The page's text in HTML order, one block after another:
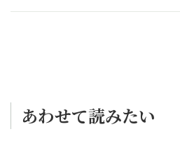
びます」
あわせて読みたい